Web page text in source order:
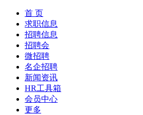
首 页
求职信息
招聘信息
招聘会
微招聘
名企招聘
新闻资讯
HR工具箱
会员中心
更多